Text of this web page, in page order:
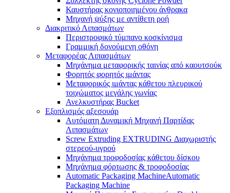
Καυστήρας κονιοποιημένου άνθρακα
Μηχανή ψύξης με αντίθετη ροή
Διακριτικό Λιπασμάτων
Περιστροφικό τύμπανο κοσκίνισμα
Γραμμική δονούμενη οθόνη
Μεταφορέας Λιπασμάτων
Μηχάνημα μεταφορικής ταινίας από καουτσούκ
Φορητός φορητός ιμάντας
Μεταφορικός ιμάντας κάθετου πλευρικού
τοιχώματος μεγάλης γωνίας
Ανελκυστήρας Bucket
Εξοπλισμός αξεσουάρ
Αυτόματη Δυναμική Μηχανή Παρτίδας
Λιπασμάτων
Screw Extruding EXTRUDING Διαχωριστής
στερεού-υγρού
Μηχάνημα τροφοδοσίας κάθετου δίσκου
Μηχάνημα φόρτωσης & τροφοδοσίας
Automatic Packaging MachineAutomatic
Packaging Machine